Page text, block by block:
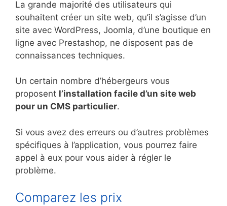
La grande majorité des utilisateurs qui
souhaitent créer un site web, qu’il s’agisse d’un
site avec WordPress, Joomla, d’une boutique en
ligne avec Prestashop, ne disposent pas de
connaissances techniques.
Un certain nombre d’hébergeurs vous
proposent l’installation facile d’un site web
pour un CMS particulier.
Si vous avez des erreurs ou d’autres problèmes
spécifiques à l’application, vous pourrez faire
appel à eux pour vous aider à régler le
problème.
Comparez les prix